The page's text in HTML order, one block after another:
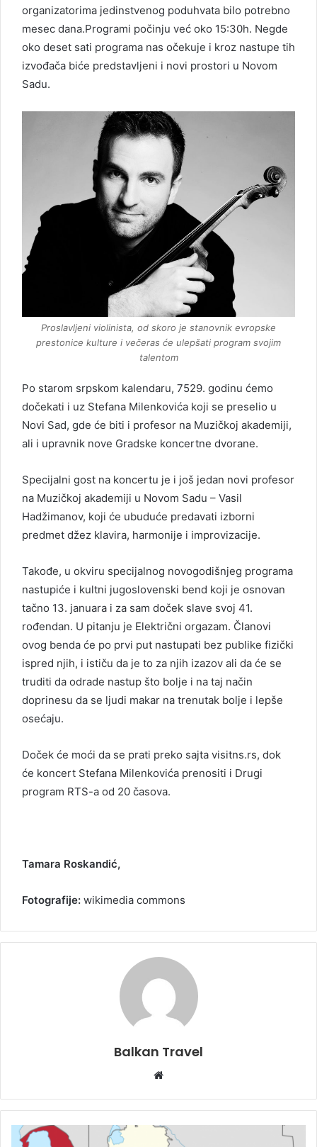
organizatorima jedinstvenog poduhvata bilo potrebno
mesec dana.Programi počinju već oko 15:30h. Negde
oko deset sati programa nas očekuje i kroz nastupe tih
izvođača biće predstavljeni i novi prostori u Novom
Sadu.
Proslavljeni violinista, od skoro je stanovnik evropske
prestonice kulture i večeras će ulepšati program svojim
talentom
Po starom srpskom kalendaru, 7529. godinu ćemo
dočekati i uz Stefana Milenkovića koji se preselio u
Novi Sad, gde će biti i profesor na Muzičkoj akademiji,
ali i upravnik nove Gradske koncertne dvorane.
Specijalni gost na koncertu je i još jedan novi profesor
na Muzičkoj akademiji u Novom Sadu – Vasil
Hadžimanov, koji će ubuduće predavati izborni
predmet džez klavira, harmonije i improvizacije.
Takođe, u okviru specijalnog novogodišnjeg programa
nastupiće i kultni jugoslovenski bend koji je osnovan
tačno 13. januara i za sam doček slave svoj 41.
rođendan. U pitanju je Električni orgazam. Članovi
ovog benda će po prvi put nastupati bez publike fizički
ispred njih, i ističu da je to za njih izazov ali da će se
truditi da odrade nastup što bolje i na taj način
doprinesu da se ljudi makar na trenutak bolje i lepše
osećaju.
Doček će moći da se prati preko sajta visitns.rs, dok
će koncert Stefana Milenkovića prenositi i Drugi
program RTS-a od 20 časova.
Tamara Roskandić,
Fotografije: wikimedia commons
Balkan Travel
b
s